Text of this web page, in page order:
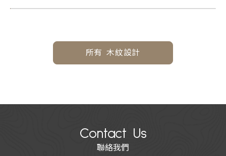
所有 木紋設計
Contact Us
聯絡我們